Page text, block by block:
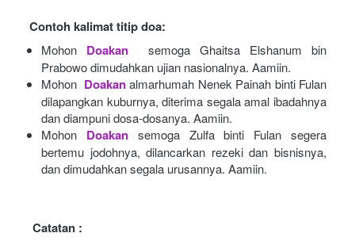
Contoh kalimat titip doa:
Mohon Doakan
semoga Ghaitsa Elshanum bin
Prabowo dimudahkan ujian nasionalnya. Aamiin.
Mohon Doakan almarhumah Nenek Painah binti Fulan
dilapangkan kuburnya, diterima segala amal ibadahnya
dan diampuni dosa-dosanya. Aamiin.
Mohon
Doakan semoga Zulfa binti Fulan segera
bertemu jodohnya, dilancarkan rezeki dan bisnisnya,
dan dimudahkan segala urusannya. Aamiin.
Catatan :